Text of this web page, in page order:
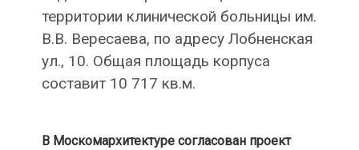
территории клинической больницы им.
В.В. Вересаева, по адресу Лобненская
ул., 10. Общая площадь корпуса
составит 10 717 кв.м.
В Москомархитектуре согласован проект